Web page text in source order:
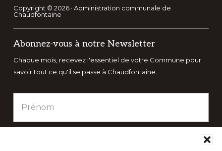
site
Copyright © 2026 · Administration communale de
Chaudfontaine
Abonnez-vous à notre Newsletter
Chaque mois, recevez l'essentiel de votre Commune pour
savoir tout ce qu'il se passe à Chaudfontaine.